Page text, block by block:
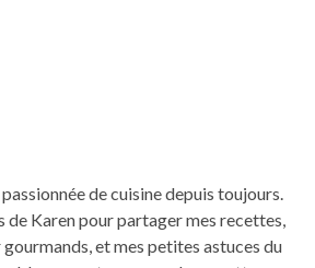
de cuisine depuis toujours.
de Karen pour partager mes recettes,
et mes petites astuces du